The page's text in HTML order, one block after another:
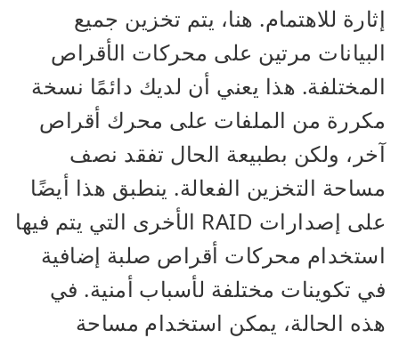
إثارة للاهتمام. هنا، يتم تخزين جميع
البيانات مرتين على محركات الأقراص
المختلفة. هذا يعني أن لديك دائمًا نسخة
مكررة من الملفات على محرك أقراص
آخر، ولكن بطبيعة الحال تفقد نصف
مساحة التخزين الفعالة. ينطبق هذا أيضًا
على إصدارات RAID الأخرى التي يتم فيها
استخدام محركات أقراص صلبة إضافية
في تكوينات مختلفة لأسباب أمنية. في
هذه الحالة، يمكن استخدام مساحة